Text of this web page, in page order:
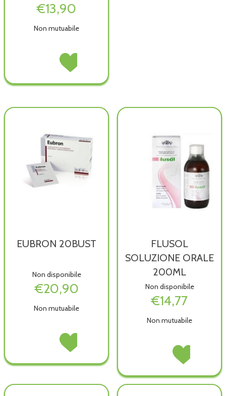
€13,90
Non mutuabile
COREFLU
200ML non
disponibile
Acquista COREFLU
200ML alla
EUBRON 20BUST
Non disponibile
€20,90
Non mutuabile
EUBRON
20BUST non
disponibile
Acquista EUBRON
20BUST alla
FLUSOL
SOLUZIONE ORALE
200ML
Non disponibile
€14,77
Non mutuabile
FLUSOL
SOLUZIONE
200ML non
Acquista FLUSOL
SOLUZIONE
200ML alla